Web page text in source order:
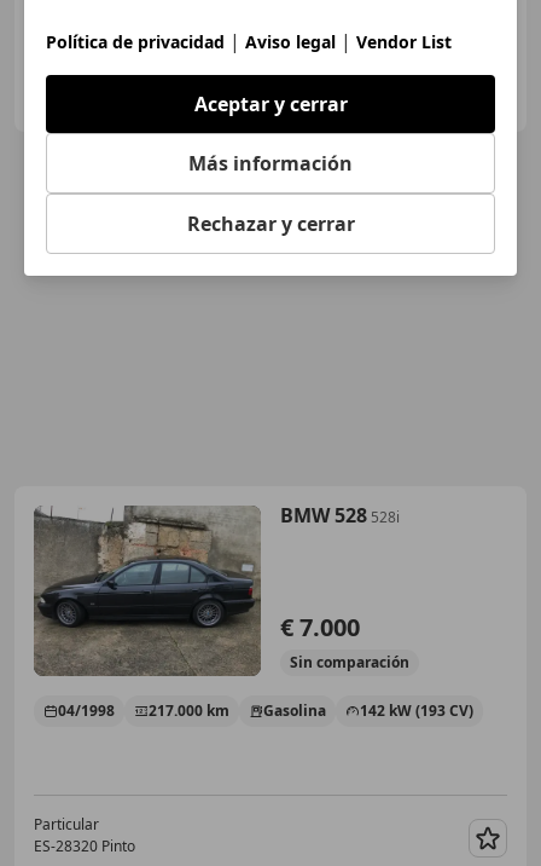
Particular
BMW 528 528i
€ 7.000
Sin comparación
04/1998 217.000 km Gasolina 142 kW (193 CV)
Particular
ES-28320 Pinto
Política de privacidad | Aviso legal | Vendor List
Aceptar y cerrar
Más información
Rechazar y cerrar